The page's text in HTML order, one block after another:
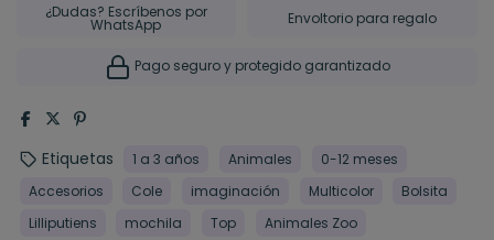
¿Dudas? Escríbenos por
WhatsApp Envoltorio para regalo
Pago seguro y protegido garantizado
Etiquetas 1 a 3 años Animales
0-12 meses
Accesorios
Cole imaginación Multicolor
Bolsita
Lilliputiens
mochila Top Animales Zoo